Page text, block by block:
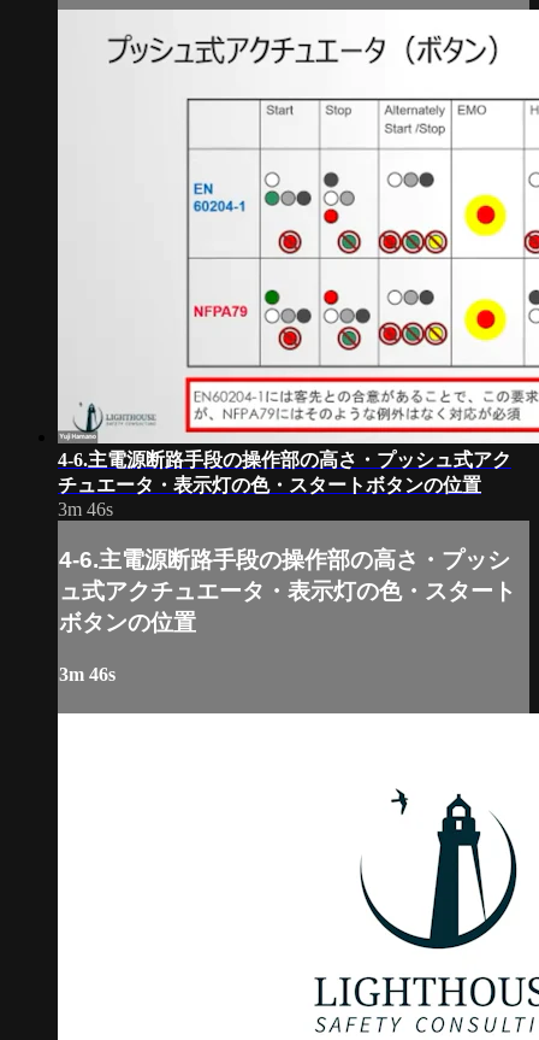
4-6.主電源断路手段の操作部の高さ・プッシュ式アク
チュエータ・表示灯の色・スタートボタンの位置
3m 46s
4-6.主電源断路手段の操作部の高さ・プッシ
ュ式アクチュエータ・表示灯の色・スタート
ボタンの位置
3m 46s